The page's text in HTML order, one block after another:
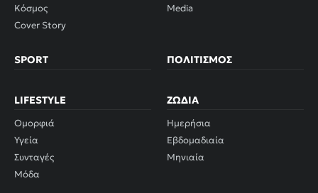
Κόσμος
Cover Story
Media
SPORT ΠΟΛΙΤΙΣΜΌΣ
LIFESTYLE
Ομορφιά
Υγεία
Συνταγές
Μόδα
ΖΏΔΙΑ
Ημερήσια
Εβδομαδιαία
Μηνιαία